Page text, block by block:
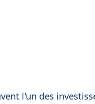
l'un des